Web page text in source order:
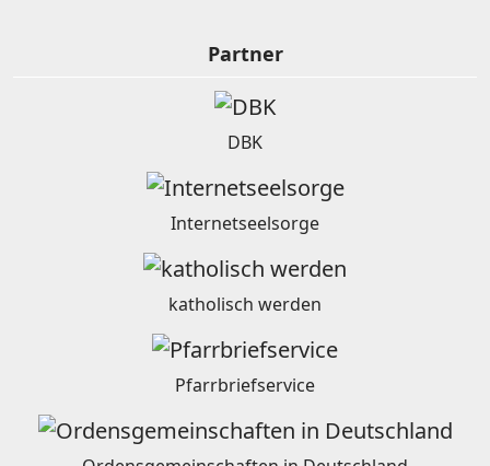
Partner
DBK
Internetseelsorge
katholisch werden
Pfarrbriefservice